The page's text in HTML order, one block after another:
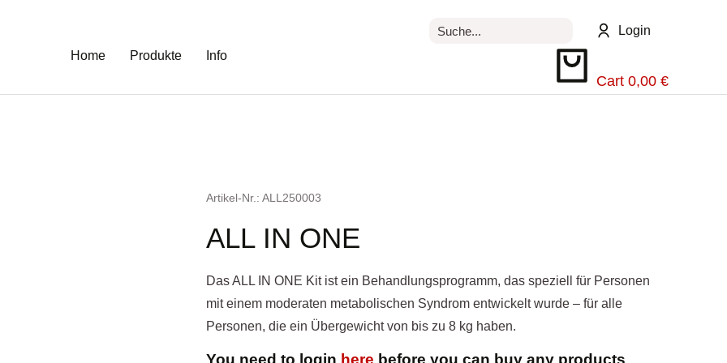
Home Produkte Info
Login
Cart 0,00 €
Artikel-Nr.: ALL250003
ALL IN ONE
Das ALL IN ONE Kit ist ein Behandlungsprogramm, das speziell für Personen
mit einem moderaten metabolischen Syndrom entwickelt wurde – für alle
Personen, die ein Übergewicht von bis zu 8 kg haben.
You need to login here before you can buy any products